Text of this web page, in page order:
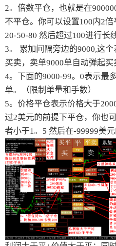
2。倍数平仓，也就是在
不平仓。你可以设置100内2
20-50-80 然后超过100进行长
3。 累加间隔旁边的9000,这
买卖，卖单9000单自动弹起买
4。下面的9000-99。0表示最
单。（限制单量和手数）
5。价格平仓表示价格大于
过2美元的前提下平仓，你也
者小于1。5 然后在-99999美元